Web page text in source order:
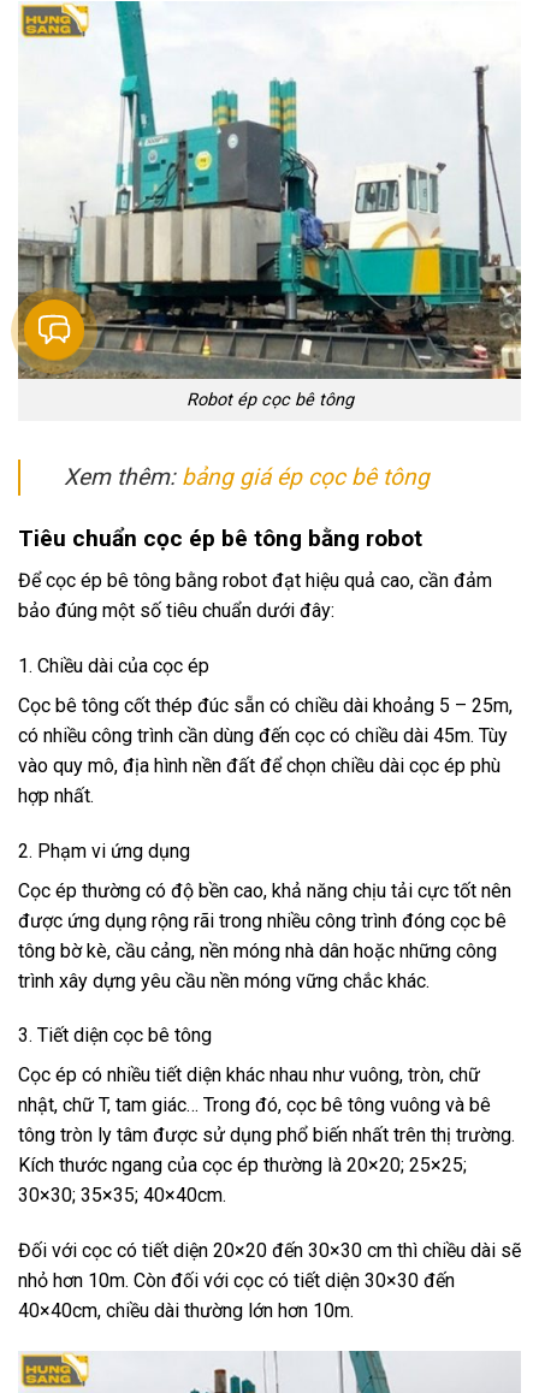
Robot ép cọc bê tông
Xem thêm: bảng giá ép cọc bê tông
Tiêu chuẩn cọc ép bê tông bằng robot
Để cọc ép bê tông bằng robot đạt hiệu quả cao, cần đảm
bảo đúng một số tiêu chuẩn dưới đây:
1. Chiều dài của cọc ép
Cọc bê tông cốt thép đúc sẵn có chiều dài khoảng 5 – 25m,
có nhiều công trình cần dùng đến cọc có chiều dài 45m. Tùy
vào quy mô, địa hình nền đất để chọn chiều dài cọc ép phù
hợp nhất.
2. Phạm vi ứng dụng
Cọc ép thường có độ bền cao, khả năng chịu tải cực tốt nên
được ứng dụng rộng rãi trong nhiều công trình đóng cọc bê
tông bờ kè, cầu cảng, nền móng nhà dân hoặc những công
trình xây dựng yêu cầu nền móng vững chắc khác.
3. Tiết diện cọc bê tông
Cọc ép có nhiều tiết diện khác nhau như vuông, tròn, chữ
nhật, chữ T, tam giác… Trong đó, cọc bê tông vuông và bê
tông tròn ly tâm được sử dụng phổ biến nhất trên thị trường.
Kích thước ngang của cọc ép thường là 20×20; 25×25;
30×30; 35×35; 40×40cm.
Đối với cọc có tiết diện 20×20 đến 30×30 cm thì chiều dài sẽ
nhỏ hơn 10m. Còn đối với cọc có tiết diện 30×30 đến
40×40cm, chiều dài thường lớn hơn 10m.